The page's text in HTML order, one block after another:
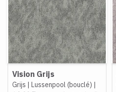
Vision Grijs
Grijs | Lussenpool (bouclé) |